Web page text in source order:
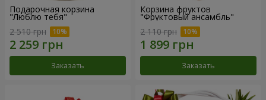
Подарочная корзина
"Люблю тебя"
2 510 грн
Заказать
Корзина фруктов
"Фруктовый ансамбль"
2 110 грн
Заказать